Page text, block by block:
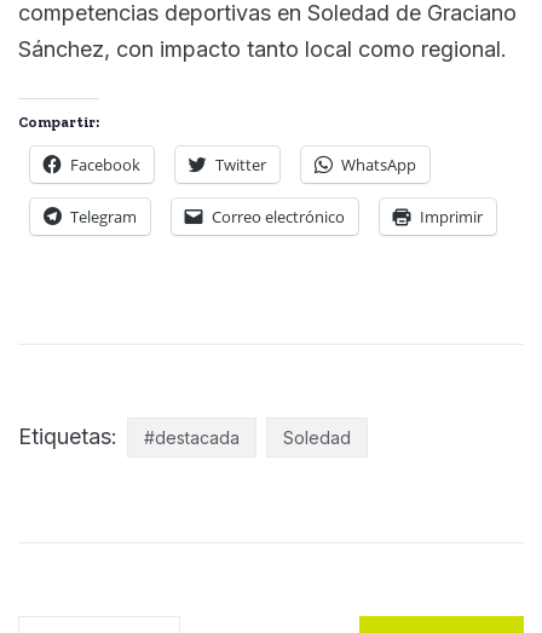
competencias deportivas en Soledad de Graciano
Sánchez, con impacto tanto local como regional.
Compartir:
Facebook Twitter WhatsApp
Telegram Correo electrónico Imprimir
Etiquetas: #destacada Soledad